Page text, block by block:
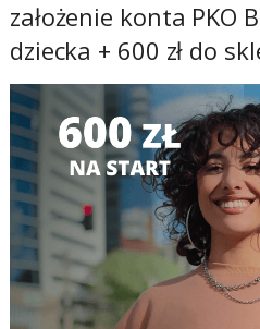
założenie konta PKO
dziecka + 600 zł do